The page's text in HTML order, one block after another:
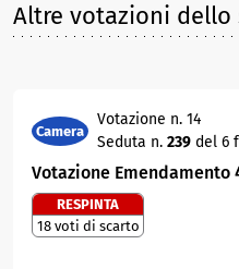
Altre votazioni dello
Camera
Votazione n. 14
Seduta n. 239 del 6
Votazione Emendamento
RESPINTA
18 voti di scarto